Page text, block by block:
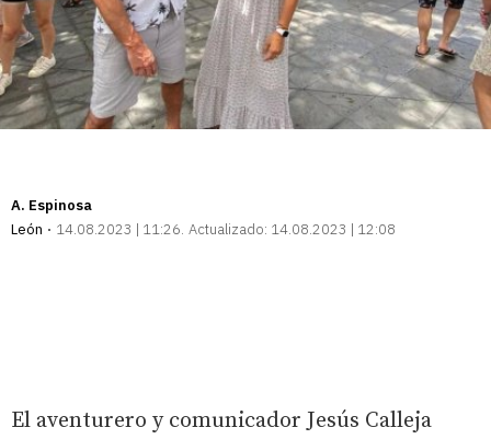
A. Espinosa
León
14.08.2023 | 11:26 Actualizado: 14.08.2023 | 12:08
El aventurero y comunicador Jesús Calleja